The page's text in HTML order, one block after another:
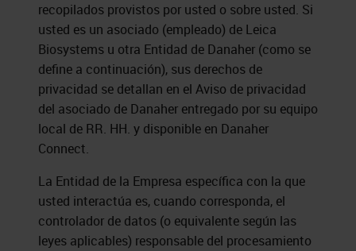
recopilados provistos por usted o sobre usted. Si
usted es un asociado (empleado) de Leica
Biosystems u otra Entidad de Danaher (como se
define a continuación), sus derechos de
privacidad se detallan en el Aviso de privacidad
del asociado de Danaher entregado por su equipo
local de RR. HH. y disponible en Danaher
Connect.
La Entidad de la Empresa específica con la que
usted interactúa es, cuando corresponda, el
controlador de datos (o equivalente según las
leyes aplicables) responsable del procesamiento